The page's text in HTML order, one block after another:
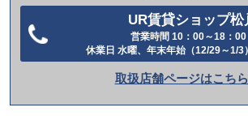
UR賃貸ショップ松
営業時間 10：00～18：
休業日 水曜、年末年始（12/29～1/3
取扱店舗ページはこちら